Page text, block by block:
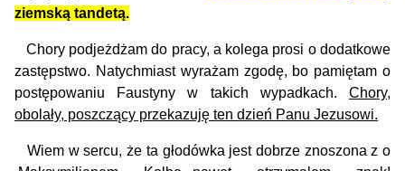
ziemską tandetą.
Chory podjeżdżam do pracy, a kolega prosi o dodatkowe
zastępstwo. Natychmiast wyrażam zgodę, bo pamiętam o
postępowaniu Faustyny w takich wypadkach. Chory,
obolały, poszczący przekazuję ten dzień Panu Jezusowi.
Wiem w sercu, że ta głodówka jest dobrze znoszona z o